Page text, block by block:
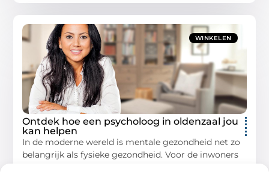
WINKELEN
Ontdek hoe een psycholoog in oldenzaal jou
kan helpen
In de moderne wereld is mentale gezondheid net zo
belangrijk als fysieke gezondheid. Voor de inwoners